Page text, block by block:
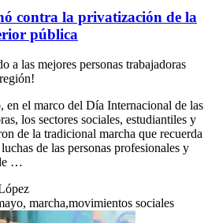
contra la privatización de la
pública
a las mejores personas trabajadoras
en el marco del Día Internacional de las
los sectores sociales, estudiantiles y
de la tradicional marcha que recuerda
de las personas profesionales y
…
marcha,movimientos sociales